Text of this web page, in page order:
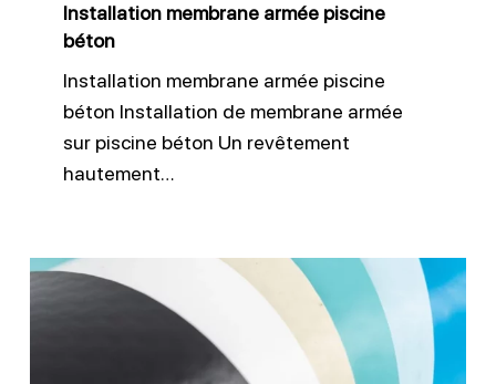
Installation membrane armée piscine
béton
Installation membrane armée piscine
béton Installation de membrane armée
sur piscine béton Un revêtement
hautement…
PVC
armé